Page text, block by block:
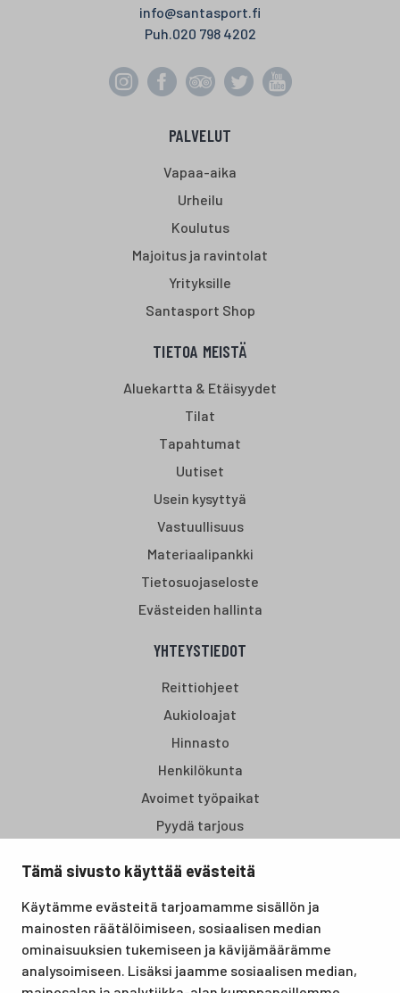
Tämä sivusto käyttää evästeitä
Käytämme evästeitä tarjoamamme sisällön ja
mainosten räätälöimiseen, sosiaalisen median
ominaisuuksien tukemiseen ja kävijämäärämme
analysoimiseen. Lisäksi jaamme sosiaalisen median,
info@santasport.fi
Puh.020 798 4202
PALVELUT
Vapaa-aika
Urheilu
Koulutus
Majoitus ja ravintolat
Yrityksille
Santasport Shop
TIETOA MEISTÄ
Aluekartta & Etäisyydet
Tilat
Tapahtumat
Uutiset
Usein kysyttyä
Vastuullisuus
Materiaalipankki
Tietosuojaseloste
Evästeiden hallinta
YHTEYSTIEDOT
Reittiohjeet
Aukioloajat
Hinnasto
Henkilökunta
Avoimet työpaikat
Pyydä tarjous
koulutus- ja vapaa-ajan keskus, joka tarjoaa puitteet niin
lomille, harrastuksille kuin kansainvälisen tason
urheilutapahtumillekin. Santasport on myös virallinen
olympiavalmennuskeskus lumi- ja jääurheilulajeissa sekä